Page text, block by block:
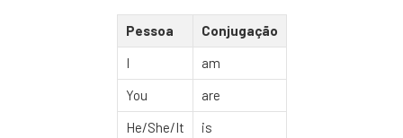
Pessoa
Conjugação
I
am
You
are
He/She/It
is